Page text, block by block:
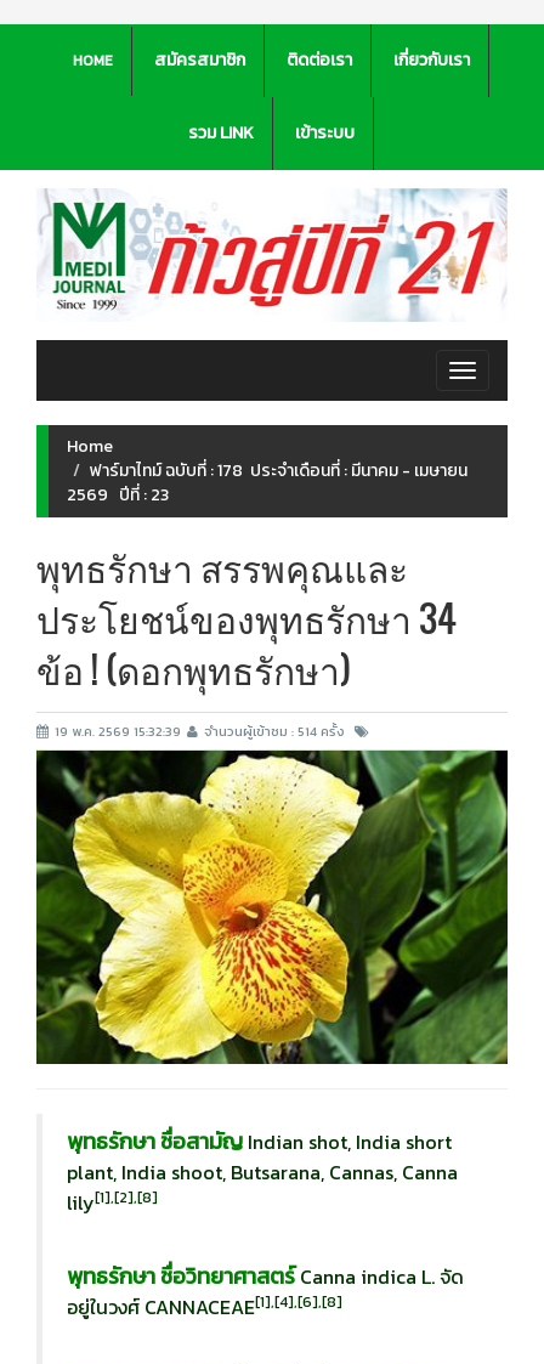
HOME สมัครสมาชิก ติดต่อเรา เกี่ยวกับเรา
รวม LINK เข้าระบบ
Toggle
navigation
Home
ฟาร์มาไทม์ ฉบับที่ : 178 ประจำเดือนที่ : มีนาคม - เมษายน
2569 ปีที่ : 23
พุทธรักษา สรรพคุณและ
ประโยชน์ของพุทธรักษา 34
ข้อ ! (ดอกพุทธรักษา)
19 พ.ค. 2569 15:32:39 จำนวนผู้เข้าชม : 514 ครั้ง
พุทธรักษา ชื่อสามัญ Indian shot, India short
plant, India shoot, Butsarana, Cannas, Canna
lily[1],[2],[8]
พุทธรักษา ชื่อวิทยาศาสตร์Canna indica L. จัด
อยู่ในวงศ์ CANNACEAE[1],[4],[6],[8]